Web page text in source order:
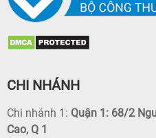
CHI NHÁNH
Chi nhánh 1: Quận 1: 68/2
Cao, Q 1